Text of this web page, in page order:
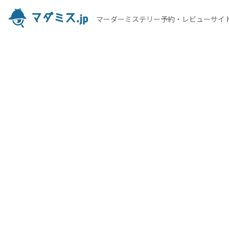
マーダーミステリー予約・レビューサイ